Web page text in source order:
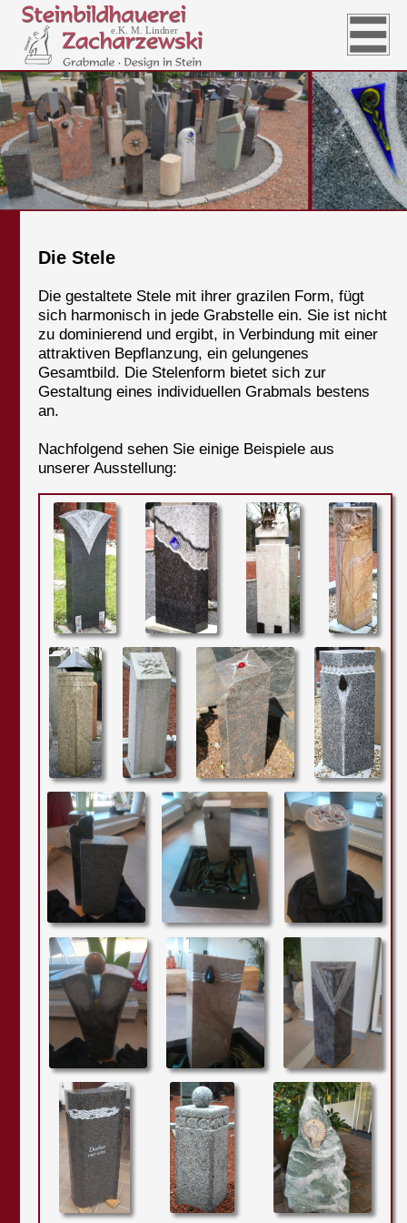
Die Stele
Die gestaltete Stele mit ihrer grazilen Form, fügt
sich harmonisch in jede Grabstelle ein. Sie ist nicht
zu dominierend und ergibt, in Verbindung mit einer
attraktiven Bepflanzung, ein gelungenes
Gesamtbild. Die Stelenform bietet sich zur
Gestaltung eines individuellen Grabmals bestens
an.
Nachfolgend sehen Sie einige Beispiele aus
unserer Ausstellung: